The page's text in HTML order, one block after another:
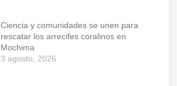
Ciencia y comunidades se unen para
rescatar los arrecifes coralinos en
Mochima
3 agosto, 2026